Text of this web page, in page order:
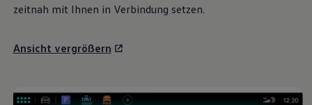
zeitnah mit Ihnen in Verbindung setzen.
Ansicht vergrößern